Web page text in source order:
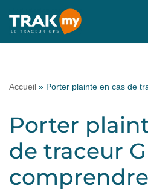
Aller
Accueil » Porter plainte en cas de
Porter
de traceur
comprendre